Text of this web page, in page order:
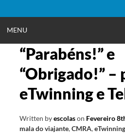
MENU
MENU
“Parabéns!” e
“Obrigado!” –
eTwinning e
Written byescolason Fevereiro
mala do viajante,CMRA,eTwinning